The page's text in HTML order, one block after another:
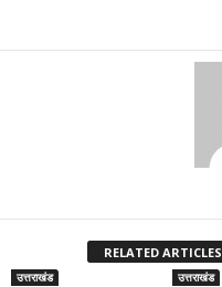
RELATED ARTICLES
उत्तराखंड उत्तराखंड